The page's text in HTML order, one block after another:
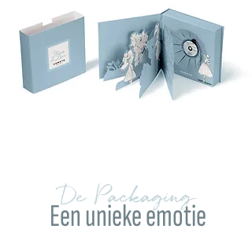
De Packaging
Een unieke emotie